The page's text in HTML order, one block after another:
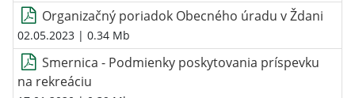
Organizačný poriadok Obecného úradu v Ždani
02.05.2023 | 0.34 Mb
Smernica - Podmienky poskytovania príspevku
na rekreáciu